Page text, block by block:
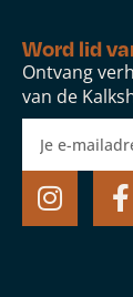
Word lid
Ontvang
van de